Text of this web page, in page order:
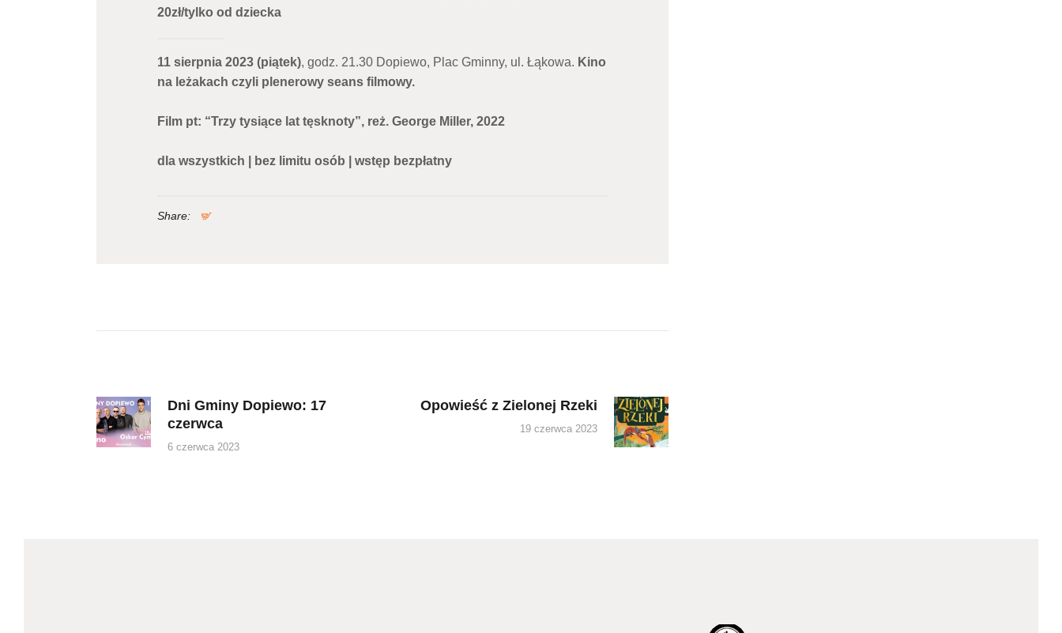
20zł/tylko od dziecka
11 sierpnia 2023 (piątek), godz. 21.30 Dopiewo, Plac Gminny, ul. Łąkowa. Kino
na leżakach czyli plenerowy seans filmowy.
Film pt: “Trzy tysiące lat tęsknoty”, reż. George Miller, 2022
dla wszystkich | bez limitu osób | wstęp bezpłatny
Share:
wpisuPrevious
post:
Dni Gminy Dopiewo: 17
czerwca
6 czerwca 2023
Next
post:
Opowieść z Zielonej Rzeki
19 czerwca 2023